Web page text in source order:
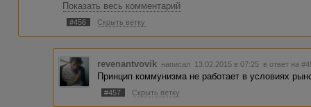
Нововведение уже дало свои плоды, общие заказы
захомячить все себе - осталась. Оттого и живем плохо.
Показать весь комментарий
#456 Скрыть ветку
revenantvovik написал 13.02.2015 в 07:25 в ответ на
Принцип коммунизма не работает в условиях
#457 Скрыть ветку